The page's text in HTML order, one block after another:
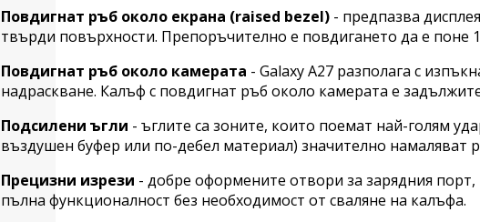
Повдигнат ръб около екрана (raised bezel) - предпазва
твърди повърхности. Препоръчително е повдигането да е поне
Повдигнат ръб около камерата - Galaxy A27 разполага с
надраскване. Калъф с повдигнат ръб около камерата е
Подсилени ъгли - ъглите са зоните, които поемат най-голям
въздушен буфер или по-дебел материал) значително намаляват
Прецизни изрези - добре оформените отвори за зарядния
пълна функционалност без необходимост от сваляне на калъфа.